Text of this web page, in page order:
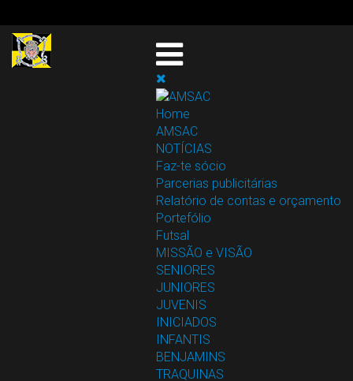
Home
AMSAC
NOTÍCIAS
Faz-te sócio
Parcerias publicitárias
Relatório de contas e orçamento
Portefólio
Futsal
MISSÃO e VISÃO
SENIORES
JUNIORES
JUVENIS
INICIADOS
INFANTIS
BENJAMINS
TRAQUINAS